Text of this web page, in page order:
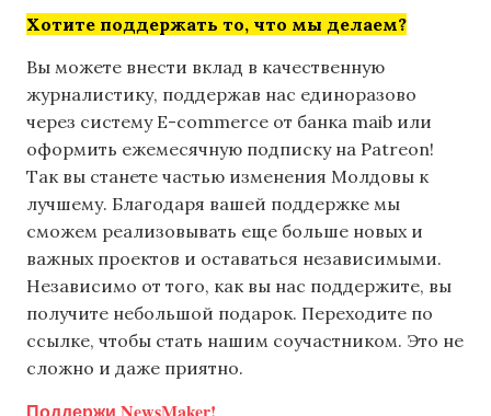
Хотите поддержать то, что мы делаем?
Вы можете внести вклад в качественную
журналистику, поддержав нас единоразово
через систему E-commerce от банка maib или
оформить ежемесячную подписку на Patreon!
Так вы станете частью изменения Молдовы к
лучшему. Благодаря вашей поддержке мы
сможем реализовывать еще больше новых и
важных проектов и оставаться независимыми.
Независимо от того, как вы нас поддержите, вы
получите небольшой подарок. Переходите по
ссылке, чтобы стать нашим соучастником. Это не
сложно и даже приятно.